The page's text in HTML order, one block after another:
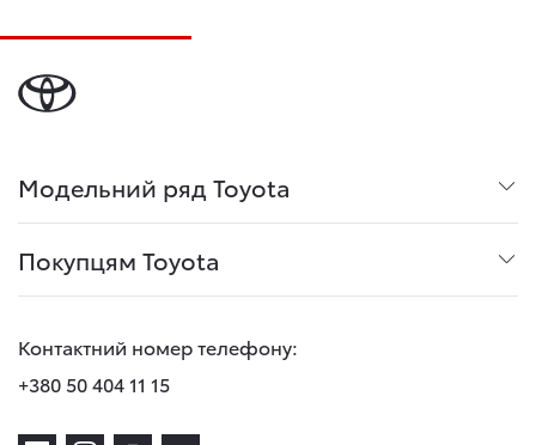
Модельний ряд Toyota
Покупцям Toyota
Контактний номер телефону:
+380 50 404 11 15